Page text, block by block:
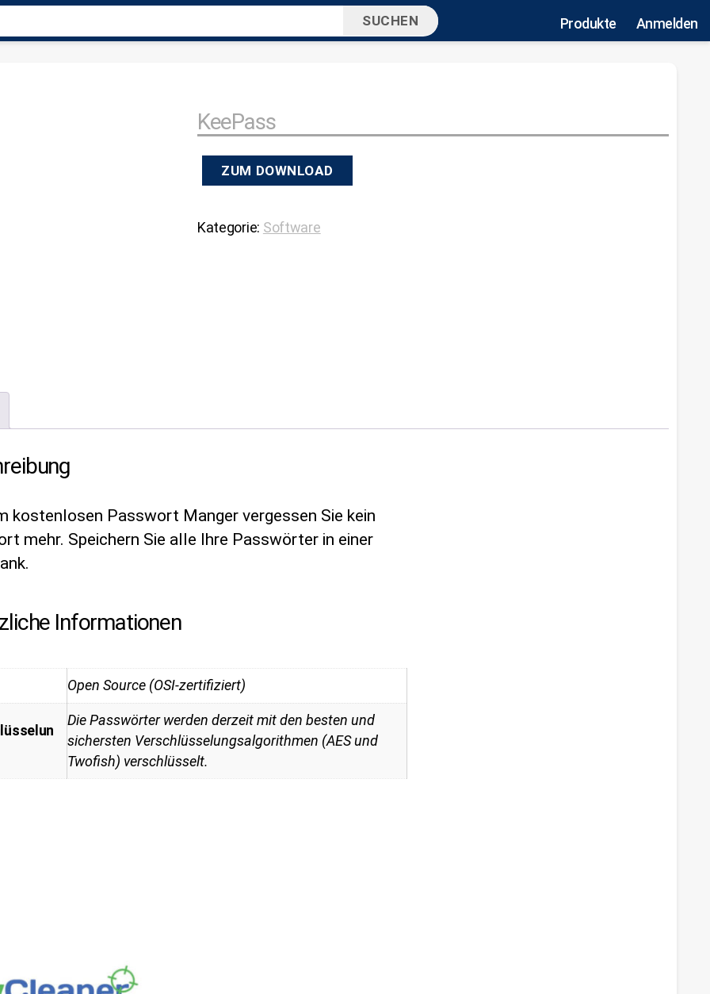
Produkte Anmelden
KeePass
ZUM DOWNLOAD
Kategorie: Software
kostenlosen Passwort Manger vergessen Sie kein
mehr. Speichern Sie alle Ihre Passwörter in einer
Informationen
Open Source (OSI-zertifiziert)
Die Passwörter werden derzeit mit den besten und
sichersten Verschlüsselungsalgorithmen (AES und
Twofish) verschlüsselt.